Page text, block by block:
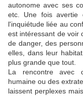
autonome avec ses
etc. Une fois avertie
l'inquiétude liée au
est intéressant de voir
de danger, des
elles, dans leur
plus grande que tout.
La rencontre avec
humaine ou des
laissent perplexes